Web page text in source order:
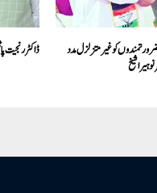
کو غیر متزلزل مدد
شیخ
ڈاکٹر رنجیت